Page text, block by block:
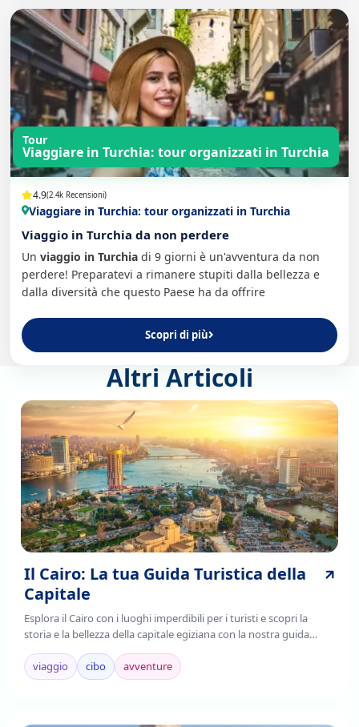
Tour
Viaggiare in Turchia: tour organizzati in Turchia
4.9(2.4k Recensioni)
Viaggiare in Turchia: tour organizzati in Turchia
Viaggio in Turchia da non perdere
Un viaggio in Turchia di 9 giorni è un'avventura da non
perdere! Preparatevi a rimanere stupiti dalla bellezza e
dalla diversità che questo Paese ha da offrire
Scopri di più
Altri Articoli
Il Cairo: La tua Guida Turistica della
Capitale
Esplora il Cairo con i luoghi imperdibili per i turisti e scopri la
storia e la bellezza della capitale egiziana con la nostra guida
completa. Leggi ora!
viaggio
cibo avventure